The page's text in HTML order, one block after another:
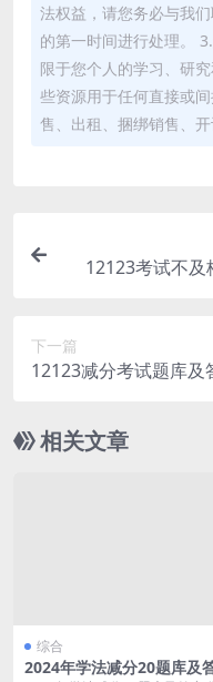
法权益，请您务必与我
的第一时间进行处理。
限于您个人的学习、研
些资源用于任何直接或
售、出租、捆绑销售、开
12123考试不及
下一篇
12123减分考试题库及
相关文章
综合
2024年学法减分20题库及